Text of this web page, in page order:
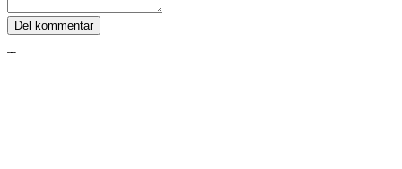
Del kommentar
Tags: